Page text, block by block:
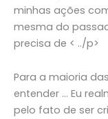
minhas ações
mesma do
precisa de < ../p>
Para a maioria
entender … Eu
pelo fato de ser